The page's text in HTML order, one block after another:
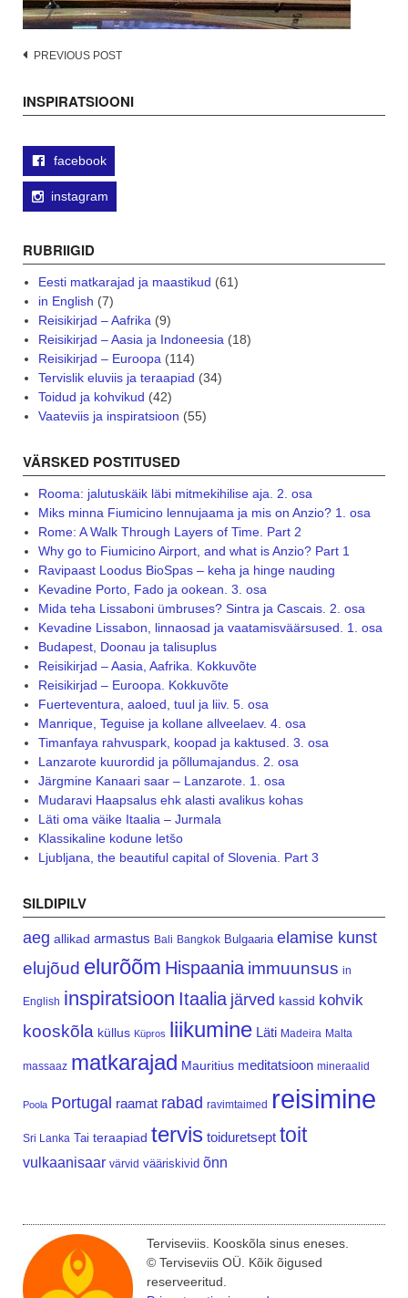
Post
PREVIOUS POST
INSPIRATSIOONI
facebook
instagram
RUBRIIGID
Eesti matkarajad ja maastikud (61)
in English (7)
Reisikirjad – Aafrika (9)
Reisikirjad – Aasia ja Indoneesia (18)
Reisikirjad – Euroopa (114)
Tervislik eluviis ja teraapiad (34)
Toidud ja kohvikud (42)
Vaateviis ja inspiratsioon (55)
VÄRSKED POSTITUSED
Rooma: jalutuskäik läbi mitmekihilise aja. 2. osa
Miks minna Fiumicino lennujaama ja mis on Anzio? 1. osa
Rome: A Walk Through Layers of Time. Part 2
Why go to Fiumicino Airport, and what is Anzio? Part 1
Ravipaast Loodus BioSpas – keha ja hinge nauding
Kevadine Porto, Fado ja ookean. 3. osa
Mida teha Lissaboni ümbruses? Sintra ja Cascais. 2. osa
Kevadine Lissabon, linnaosad ja vaatamisväärsused. 1. osa
Budapest, Doonau ja talisuplus
Reisikirjad – Aasia, Aafrika. Kokkuvõte
Reisikirjad – Euroopa. Kokkuvõte
Fuerteventura, aaloed, tuul ja liiv. 5. osa
Manrique, Teguise ja kollane allveelaev. 4. osa
Timanfaya rahvuspark, koopad ja kaktused. 3. osa
Lanzarote kuurordid ja põllumajandus. 2. osa
Järgmine Kanaari saar – Lanzarote. 1. osa
Mudaravi Haapsalus ehk alasti avalikus kohas
Läti oma väike Itaalia – Jurmala
Klassikaline kodune letšo
Ljubljana, the beautiful capital of Slovenia. Part 3
SILDIPILV
aeg allikad armastus Bali Bangkok Bulgaaria elamise kunst
elujõud elurõõm Hispaania immuunsus in
English inspiratsioon Itaalia järved kassid kohvik
kooskõla küllus Küpros liikumine Läti Madeira Malta
massaaz matkarajad Mauritius meditatsioon mineraalid
Poola Portugal raamat rabad ravimtaimed reisimine
Sri Lanka Tai teraapiad tervis toiduretsept toit
vulkaanisaar värvid vääriskivid õnn
Terviseviis. Kooskõla sinus eneses.
© Terviseviis OÜ. Kõik õigused
reserveeritud.